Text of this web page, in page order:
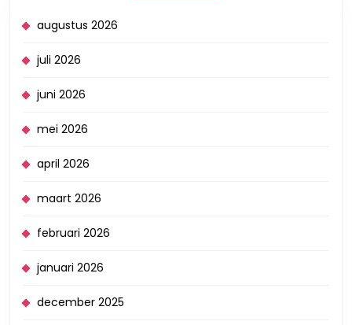
augustus 2026
juli 2026
juni 2026
mei 2026
april 2026
maart 2026
februari 2026
januari 2026
december 2025